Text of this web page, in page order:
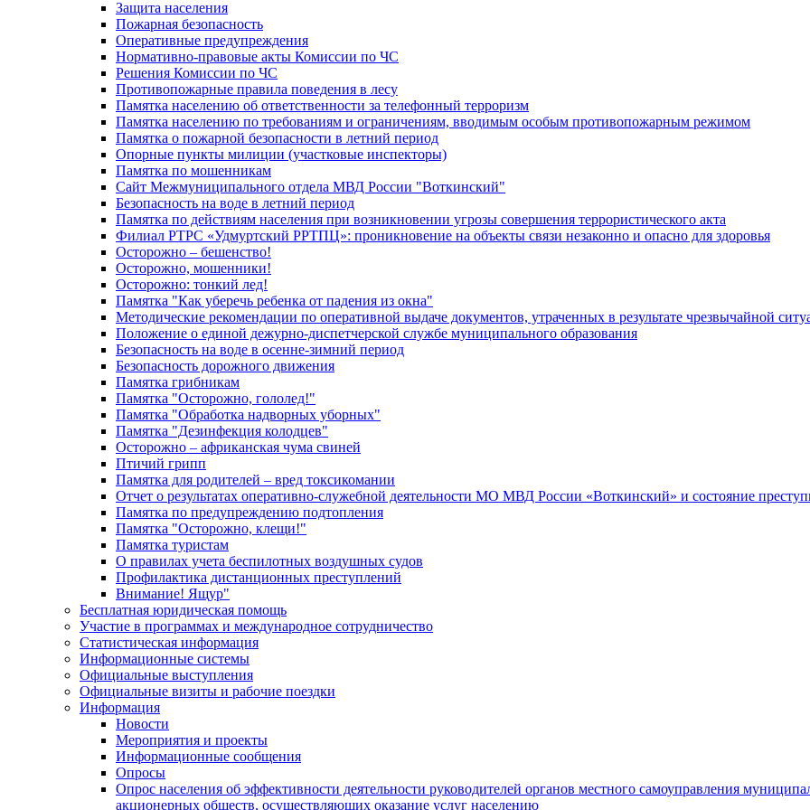
Защита населения
Пожарная безопасность
Оперативные предупреждения
Нормативно-правовые акты Комиссии по ЧС
Решения Комиссии по ЧС
Противопожарные правила поведения в лесу
Памятка населению об ответственности за телефонный терроризм
Памятка населению по требованиям и ограничениям, вводимым особым противопожарным режимом
Памятка о пожарной безопасности в летний период
Опорные пункты милиции (участковые инспекторы)
Памятка по мошенникам
Сайт Межмуниципального отдела МВД России "Воткинский"
Безопасность на воде в летний период
Памятка по действиям населения при возникновении угрозы совершения террористического акта
Филиал РТРС «Удмуртский РРТПЦ»: проникновение на объекты связи незаконно и опасно для здоровья
Осторожно – бешенство!
Осторожно, мошенники!
Осторожно: тонкий лед!
Памятка "Как уберечь ребенка от падения из окна"
Методические рекомендации по оперативной выдаче документов, утраченных в результате чрезвычайной
Положение о единой дежурно-диспетчерской службе муниципального образования
Безопасность на воде в осенне-зимний период
Безопасность дорожного движения
Памятка грибникам
Памятка "Осторожно, гололед!"
Памятка "Обработка надворных уборных"
Памятка "Дезинфекция колодцев"
Осторожно – африканская чума свиней
Птичий грипп
Памятка для родителей – вред токсикомании
Отчет о результатах оперативно-служебной деятельности МО МВД России «Воткинский» и состояние
Памятка по предупреждению подтопления
Памятка "Осторожно, клещи!"
Памятка туристам
О правилах учета беспилотных воздушных судов
Профилактика дистанционных преступлений
Внимание! Ящур"
Бесплатная юридическая помощь
Участие в программах и международное сотрудничество
Статистическая информация
Информационные системы
Официальные выступления
Официальные визиты и рабочие поездки
Информация
Новости
Мероприятия и проекты
Информационные сообщения
Опросы
Опрос населения об эффективности деятельности руководителей органов местного самоуправления
акционерных обществ, осуществляющих оказание услуг населению